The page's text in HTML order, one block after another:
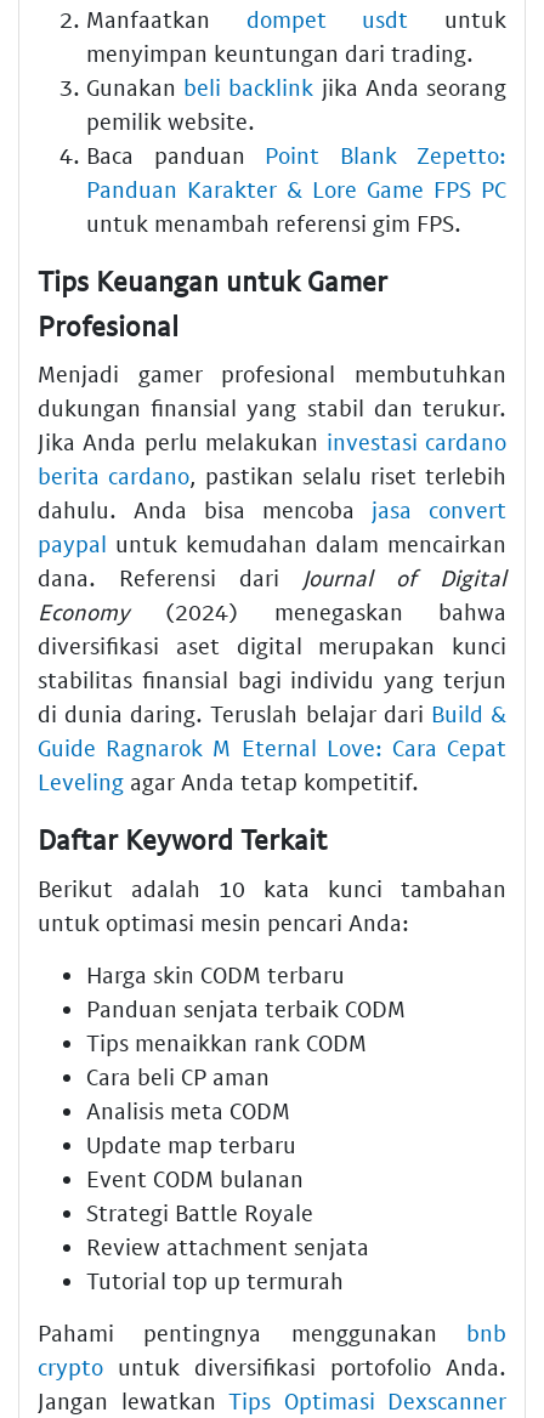
Manfaatkan dompet usdt untuk
menyimpan keuntungan dari trading.
Gunakan beli backlink jika Anda seorang
pemilik website.
Baca panduan Point Blank Zepetto:
Panduan Karakter & Lore Game FPS PC
untuk menambah referensi gim FPS.
Tips Keuangan untuk Gamer
Profesional
Menjadi gamer profesional membutuhkan
dukungan finansial yang stabil dan terukur.
Jika Anda perlu melakukan investasi cardano
berita cardano, pastikan selalu riset terlebih
dahulu. Anda bisa mencoba jasa convert
paypal untuk kemudahan dalam mencairkan
dana. Referensi dari Journal of Digital
Economy(2024) menegaskan bahwa
diversifikasi aset digital merupakan kunci
stabilitas finansial bagi individu yang terjun
di dunia daring. Teruslah belajar dari Build &
Guide Ragnarok M Eternal Love: Cara Cepat
Leveling agar Anda tetap kompetitif.
Daftar Keyword Terkait
Berikut adalah 10 kata kunci tambahan
untuk optimasi mesin pencari Anda:
Harga skin CODM terbaru
Panduan senjata terbaik CODM
Tips menaikkan rank CODM
Cara beli CP aman
Analisis meta CODM
Update map terbaru
Event CODM bulanan
Strategi Battle Royale
Review attachment senjata
Tutorial top up termurah
Pahami pentingnya menggunakan bnb
crypto untuk diversifikasi portofolio Anda.
Jangan lewatkan Tips Optimasi Dexscanner